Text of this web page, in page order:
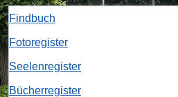
Findbuch
Fotoregister
Seelenregister
Bücherregister